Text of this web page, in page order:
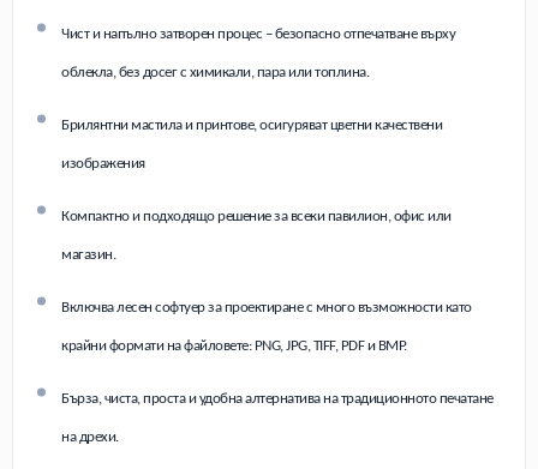
Чист и напълно затворен процес – безопасно отпечатване върху
облекла, без досег с химикали, пара или топлина.
Брилянтни мастила и принтове, осигуряват цветни качествени
изображения
Компактно и подходящо решение за всеки павилион, офис или
магазин.
Включва лесен софтуер за проектиране с много възможности като
крайни формати на файловете: PNG, JPG, TIFF, PDF и BMP.
Бърза, чиста, проста и удобна алтернатива на традиционното печатане
на дрехи.